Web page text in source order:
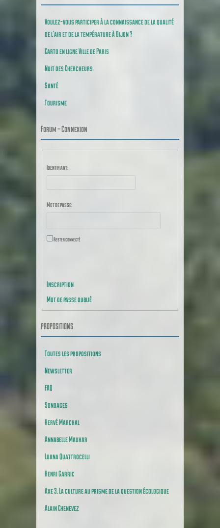
Voulez-vous participer à la connaissance de la qualité
de l’air et de la température à Dijon ?
Carto en ligne Ville de Paris
Nuit des Chercheurs
Santé
Tourisme
Forum – Connexion
Identifiant:
Mot de passe:
Rester connecté
Inscription
Mot de passe oublié
PROPOSITIONS
Toutes les propositions
Newsletter
FAQ
Sondages
Hervé Marchal
Annabelle Mauhar
Luana Quattrocelli
Henri Garric
Axe 3. La culture au prisme de la question écologique
Alain Chenevez